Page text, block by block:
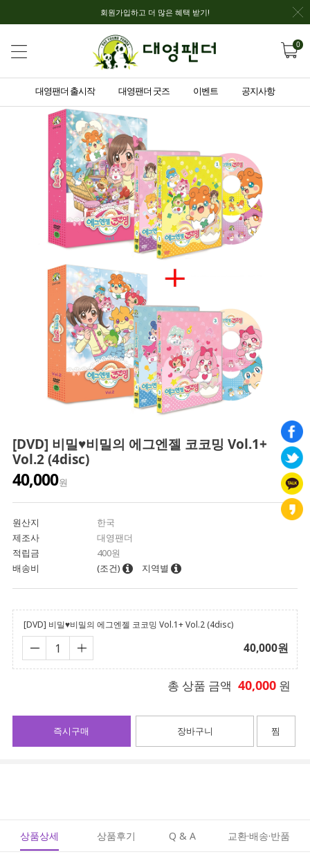
회원가입하고 더 많은 혜택 받기!
0
대영팬더 출시작 대영팬더 굿즈 이벤트 공지사항
[DVD] 비밀♥비밀의 에그엔젤 코코밍 Vol.1+
Vol.2 (4disc)
40,000원
원산지
한국
제조사
대영팬더
적립금
400원
배송비
(조건) 지역별
[DVD] 비밀♥비밀의 에그엔젤 코코밍 Vol.1+ Vol.2 (4disc)
40,000원
총 상품 금액 40,000 원
장바구니
즉시구매 찜
상품상세 상품후기 Q & A 교환·배송·반품